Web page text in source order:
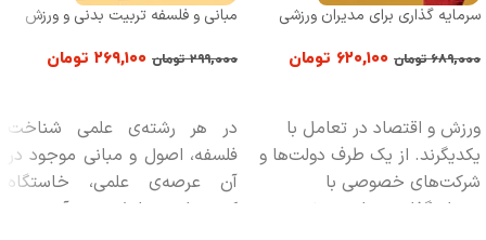
سرمایه گذاری برای مدیران ورزشی
۶۸۹,۰۰۰ تومان ۶۲۰,۱۰۰ تومان
ورزش و اقتصاد در تعامل با
یکدیگرند. از یک طرف دولت‌ها و
شرکت‌های خصوصی با
سرمایه‌گذاری در امر ورزش
مبانی و فلسفه تربیت بدنی و ورزش
۲۹۹,۰۰۰ تومان ۲۶۹,۱۰۰ تومان
در هر رشته‌ی علمی شناخت
فلسفه، اصول و مبانی موجود در
آن عرصه‌ی علمی، خاستگاه
کنش‌ها و تعاملات در آن حوزه